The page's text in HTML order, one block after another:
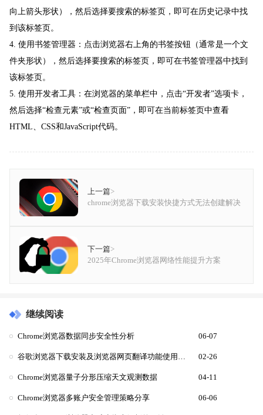
向上箭头形状），然后选择要搜索的标签页，即可在历史记录中找
到该标签页。
4. 使用书签管理器：点击浏览器右上角的书签按钮（通常是一个文
件夹形状），然后选择要搜索的标签页，即可在书签管理器中找到
该标签页。
5. 使用开发者工具：在浏览器的菜单栏中，点击“开发者”选项卡，
然后选择“检查元素”或“检查页面”，即可在当前标签页中查看
HTML、CSS和JavaScript代码。
上一篇>
chrome浏览器下载安装快捷方式无法创建解决
下一篇>
2025年Chrome浏览器网络性能提升方案
继续阅读
Chrome浏览器数据同步安全性分析 06-07
02-26
Chrome浏览器量子分形压缩天文观测数据 04-11
Chrome浏览器多账户安全管理策略分享 06-06